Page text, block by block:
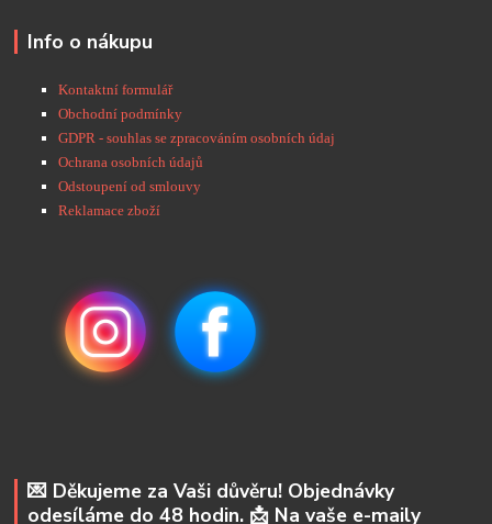
Info o nákupu
Kontaktní formulář
Obchodní podmínky
GDPR - souhlas se zpracováním osobních údaj
Ochrana osobních údajů
Odstoupení od smlouvy
Reklamace zboží
💌 Děkujeme za Vaši důvěru! Objednávky
odesíláme do 48 hodin. 📩 Na vaše e-maily